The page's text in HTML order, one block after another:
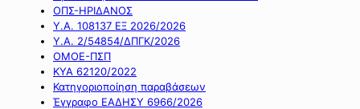
ΟΠΣ-ΗΡΙΔΑΝΟΣ
Υ.Α. 108137 ΕΞ 2026/2026
Υ.Α. 2/54854/ΔΠΓΚ/2026
ΟΜΟΕ-ΠΣΠ
ΚΥΑ 62120/2022
Κατηγοριοποίηση παραβάσεων
Έγγραφο ΕΑΔΗΣΥ 6966/2026